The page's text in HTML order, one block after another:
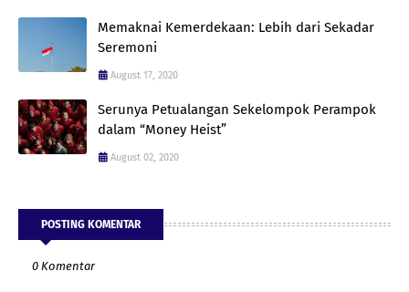
Memaknai Kemerdekaan: Lebih dari Sekadar
Seremoni
August 17, 2020
Serunya Petualangan Sekelompok Perampok
dalam “Money Heist”
August 02, 2020
POSTING KOMENTAR
0 Komentar